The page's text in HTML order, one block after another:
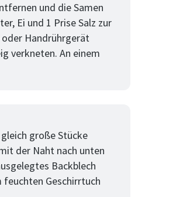
und die Samen
Ei und 1 Prise Salz zur
oder Handrührgerät
verkneten. An einem
große Stücke
der Naht nach unten
Backblech
Geschirrtuch